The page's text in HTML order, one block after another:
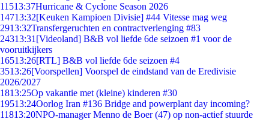
11513:37Hurricane & Cyclone Season 2026
14713:32[Keuken Kampioen Divisie] #44 Vitesse mag weg
2913:32Transfergeruchten en contractverlenging #83
24313:31 [Videoland] B&B vol liefde 6de seizoen #1 voor de
vooruitkijkers
16513:26[RTL] B&B vol liefde 6de seizoen #4
3513:26[Voorspellen] Voorspel de eindstand van de Eredivisie
2026/2027
1813:25Op vakantie met (kleine) kinderen #30
19513:24Oorlog Iran #136 Bridge and powerplant day incoming?
11813:20NPO-manager Menno de Boer (47) op non-actief stuurde